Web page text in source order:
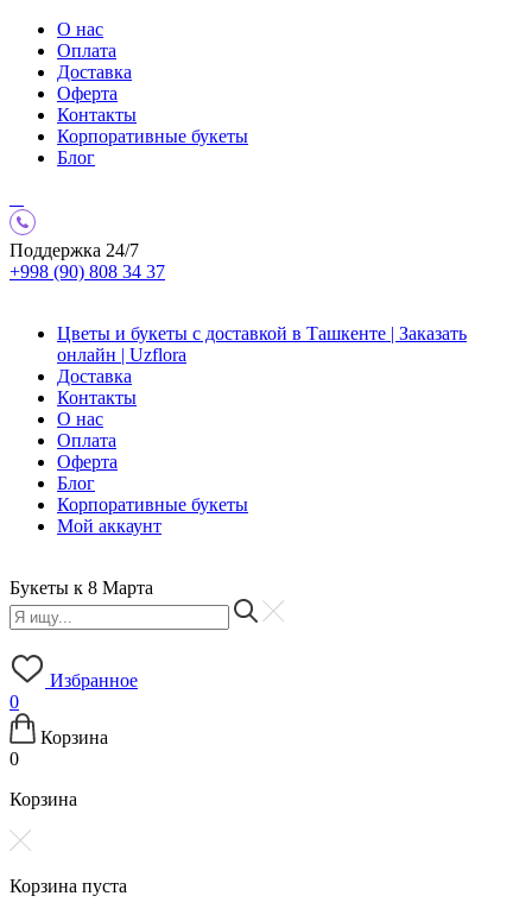
О нас
Оплата
Доставка
Оферта
Контакты
Корпоративные букеты
Блог
Поддержка 24/7
+998 (90) 808 34 37
Цветы и букеты с доставкой в Ташкенте | Заказать
онлайн | Uzflora
Доставка
Контакты
О нас
Оплата
Оферта
Блог
Корпоративные букеты
Мой аккаунт
Букеты к 8 Марта
Избранное
0
Корзина
0
Корзина
Корзина пуста